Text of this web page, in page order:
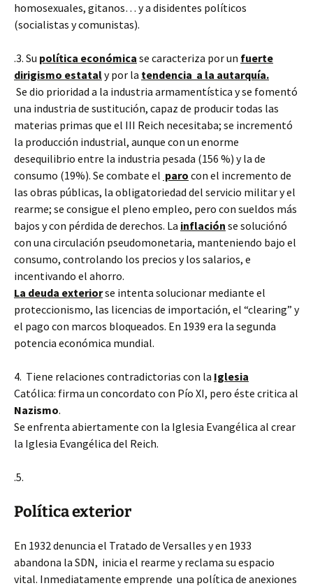
homosexuales, gitanos… y a disidentes políticos
(socialistas y comunistas).
.3. Su política económica se caracteriza por un fuerte
dirigismo estataly por la tendencia a la autarquía.
Se dio prioridad a la industria armamentística y se fomentó
una industria de sustitución, capaz de producir todas las
materias primas que el III Reich necesitaba; se incrementó
la producción industrial, aunque con un enorme
desequilibrio entre la industria pesada (156 %) y la de
consumo (19%). Se combate el paro con el incremento de
las obras públicas, la obligatoriedad del servicio militar y el
rearme; se consigue el pleno empleo, pero con sueldos más
bajos y con pérdida de derechos. La inflación se soluciónó
con una circulación pseudomonetaria, manteniendo bajo el
consumo, controlando los precios y los salarios, e
incentivando el ahorro.
La deuda exteriorse intenta solucionar mediante el
proteccionismo, las licencias de importación, el “clearing” y
el pago con marcos bloqueados. En 1939 era la segunda
potencia económica mundial.
4. Tiene relaciones contradictorias con la Iglesia
Católica: firma un concordato con Pío XI, pero éste critica al
Nazismo.
Se enfrenta abiertamente con la Iglesia Evangélica al crear
la Iglesia Evangélica del Reich.
.5.
Política exterior
En 1932 denuncia el Tratado de Versalles y en 1933
abandona la SDN, inicia el rearme y reclama su espacio
vital. Inmediatamente emprende una política de anexiones